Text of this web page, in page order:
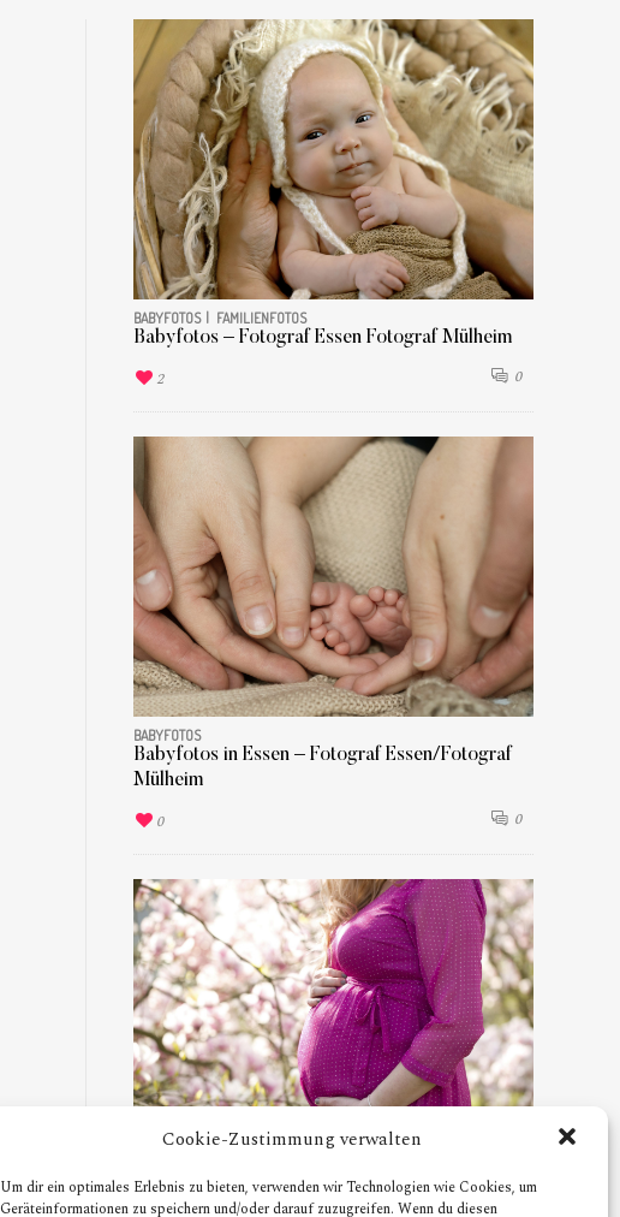
Cookie-Zustimmung verwalten
Um dir ein optimales Erlebnis zu bieten, verwenden wir Technologien wie Cookies, um
Geräteinformationen zu speichern und/oder darauf zuzugreifen. Wenn du diesen
BABYFOTOS FAMILIENFOTOS
Babyfotos – Fotograf Essen Fotograf Mülheim
2 0
BABYFOTOS
Babyfotos in Essen – Fotograf Essen/Fotograf
Mülheim
0 0
SCHWANGERSCHAFT
Babybauch Fotoshooting – Magnolien –